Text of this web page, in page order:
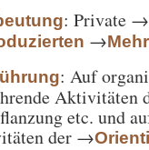
: Private →
→
: Auf
Aktivitäten
etc. und
der →